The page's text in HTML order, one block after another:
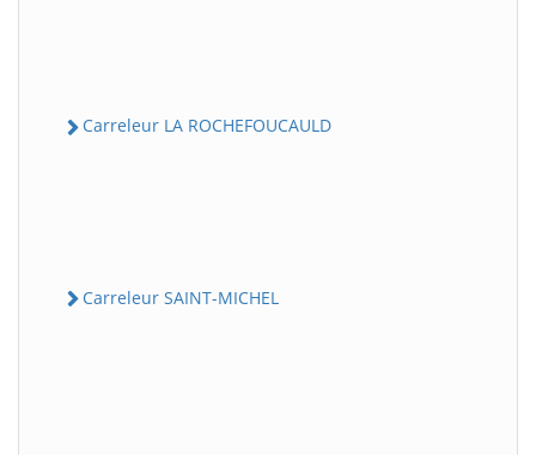
Carreleur LA ROCHEFOUCAULD
Carreleur SAINT-MICHEL